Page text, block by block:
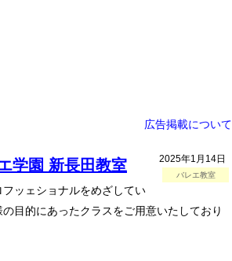
広告掲載について
2025年1月14日
バレエ教室
学園 新長田教室
ッェショナルをめざしてい
目的にあったクラスをご用意いたしており